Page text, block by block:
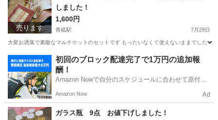
売ります
しました！
1,600円
青砥駅 7月29日
大変お洒落で素敵なマルチケットのセットです もったいなくて使えないままで
青砥駅 ファブリック、カバー セット
初回のブロック配達完了で1万円の追加報
酬！
Amazon Nowで自分のスケジュールに合わせて原付や
う！
Amazon Now Ad
ガラス瓶 9点 お値下げしました！